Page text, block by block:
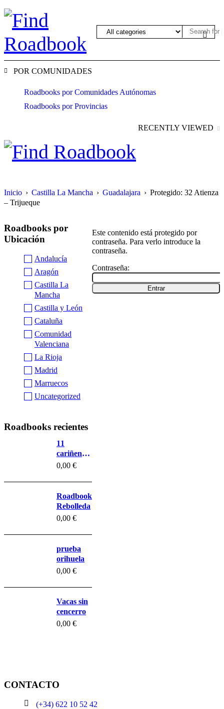
POR COMUNIDADES
Roadbooks por Comunidades Autónomas
Roadbooks por Provincias
RECENTLY VIEWED
Inicio › Castilla La Mancha › Guadalajara › Protegido: 32 Atienza
– Trijueque
Roadbooks por
Ubicación
Andalucía
Aragón
Castilla La
Mancha
Castilla y León
Cataluña
Comunidad
Valenciana
La Rioja
Madrid
Marruecos
Uncategorized
Roadbooks recientes
11
cariñena
Belchite
0,00 €
Roadbook
Rebolleda
0,00 €
prueba
orihuela
0,00 €
Vacas sin
cencerro
0,00 €
Este contenido está protegido por
contraseña. Para verlo introduce la
contraseña.
Contraseña:
CONTACTO
(+34) 622 10 52 42